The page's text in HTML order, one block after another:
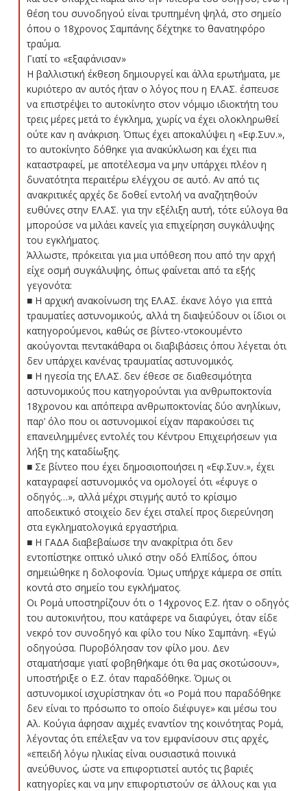
θέση του συνοδηγού είναι τρυπημένη ψηλά, στο σημείο
όπου ο 18χρονος Σαμπάνης δέχτηκε το θανατηφόρο
τραύμα.
Γιατί το «εξαφάνισαν»
Η βαλλιστική έκθεση δημιουργεί και άλλα ερωτήματα, με
κυριότερο αν αυτός ήταν ο λόγος που η ΕΛ.ΑΣ. έσπευσε
να επιστρέψει το αυτοκίνητο στον νόμιμο ιδιοκτήτη του
τρεις μέρες μετά το έγκλημα, χωρίς να έχει ολοκληρωθεί
ούτε καν η ανάκριση. Όπως έχει αποκαλύψει η «Εφ.Συν.»,
το αυτοκίνητο δόθηκε για ανακύκλωση και έχει πια
καταστραφεί, με αποτέλεσμα να μην υπάρχει πλέον η
δυνατότητα περαιτέρω ελέγχου σε αυτό. Αν από τις
ανακριτικές αρχές δε δοθεί εντολή να αναζητηθούν
ευθύνες στην ΕΛ.ΑΣ. για την εξέλιξη αυτή, τότε εύλογα θα
μπορούσε να μιλάει κανείς για επιχείρηση συγκάλυψης
του εγκλήματος.
Άλλωστε, πρόκειται για μια υπόθεση που από την αρχή
είχε οσμή συγκάλυψης, όπως φαίνεται από τα εξής
γεγονότα:
■ Η αρχική ανακοίνωση της ΕΛ.ΑΣ. έκανε λόγο για επτά
τραυματίες αστυνομικούς, αλλά τη διαψεύδουν οι ίδιοι οι
κατηγορούμενοι, καθώς σε βίντεο-ντοκουμέντο
ακούγονται πεντακάθαρα οι διαβιβάσεις όπου λέγεται ότι
δεν υπάρχει κανένας τραυματίας αστυνομικός.
■ Η ηγεσία της ΕΛ.ΑΣ. δεν έθεσε σε διαθεσιμότητα
αστυνομικούς που κατηγορούνται για ανθρωποκτονία
18χρονου και απόπειρα ανθρωποκτονίας δύο ανηλίκων,
παρ’ όλο που οι αστυνομικοί είχαν παρακούσει τις
επανειλημμένες εντολές του Κέντρου Επιχειρήσεων για
λήξη της καταδίωξης.
■ Σε βίντεο που έχει δημοσιοποιήσει η «Εφ.Συν.», έχει
καταγραφεί αστυνομικός να ομολογεί ότι «έφυγε ο
οδηγός…», αλλά μέχρι στιγμής αυτό το κρίσιμο
αποδεικτικό στοιχείο δεν έχει σταλεί προς διερεύνηση
στα εγκληματολογικά εργαστήρια.
■ Η ΓΑΔΑ διαβεβαίωσε την ανακρίτρια ότι δεν
εντοπίστηκε οπτικό υλικό στην οδό Ελπίδος, όπου
σημειώθηκε η δολοφονία. Όμως υπήρχε κάμερα σε σπίτι
κοντά στο σημείο του εγκλήματος.
Οι Ρομά υποστηρίζουν ότι ο 14χρονος Ε.Ζ. ήταν ο οδηγός
του αυτοκινήτου, που κατάφερε να διαφύγει, όταν είδε
νεκρό τον συνοδηγό και φίλο του Νίκο Σαμπάνη. «Εγώ
οδηγούσα. Πυροβόλησαν τον φίλο μου. Δεν
σταματήσαμε γιατί φοβηθήκαμε ότι θα μας σκοτώσουν»,
υποστήριξε ο Ε.Ζ. όταν παραδόθηκε. Όμως οι
αστυνομικοί ισχυρίστηκαν ότι «ο Ρομά που παραδόθηκε
δεν είναι το πρόσωπο το οποίο διέφυγε» και μέσω του
Αλ. Κούγια άφησαν αιχμές εναντίον της κοινότητας Ρομά,
λέγοντας ότι επέλεξαν να τον εμφανίσουν στις αρχές,
«επειδή λόγω ηλικίας είναι ουσιαστικά ποινικά
ανεύθυνος, ώστε να επιφορτιστεί αυτός τις βαριές
κατηγορίες και να μην επιφορτιστούν σε άλλους και για